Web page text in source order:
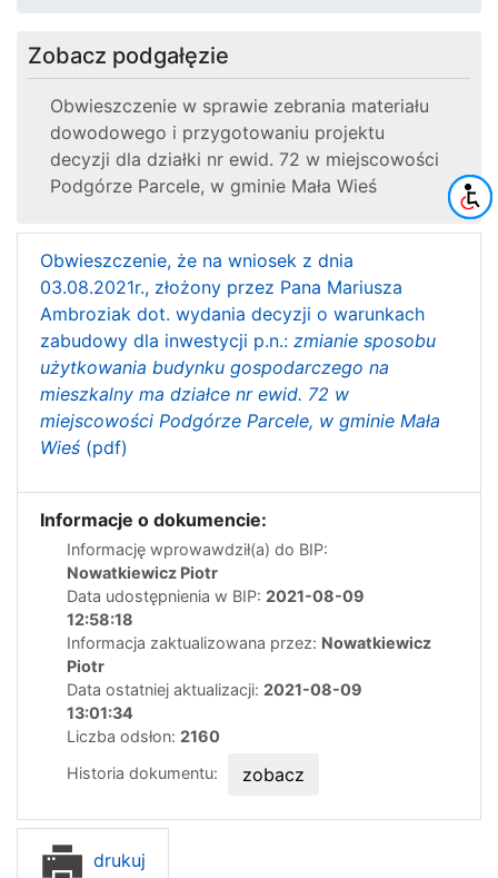
Zobacz podgałęzie
Obwieszczenie w sprawie zebrania materiału
dowodowego i przygotowaniu projektu
decyzji dla działki nr ewid. 72 w miejscowości
Podgórze Parcele, w gminie Mała Wieś
Obwieszczenie, że na wniosek z dnia
03.08.2021r., złożony przez Pana Mariusza
Ambroziak dot. wydania decyzji o warunkach
zabudowy dla inwestycji p.n.: zmianie sposobu
użytkowania budynku gospodarczego na
mieszkalny ma działce nr ewid. 72 w
miejscowości Podgórze Parcele, w gminie Mała
Wieś (pdf)
Informacje o dokumencie:
Informację wprowawdził(a) do BIP:
Nowatkiewicz Piotr
Data udostępnienia w BIP: 2021-08-09
12:58:18
Informacja zaktualizowana przez: Nowatkiewicz
Piotr
Data ostatniej aktualizacji: 2021-08-09
13:01:34
Liczba odsłon: 2160
Historia dokumentu:
zobacz
drukuj